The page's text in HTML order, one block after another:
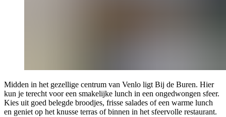
Midden in het gezellige centrum van Venlo ligt Bij de Buren. Hier
kun je terecht voor een smakelijke lunch in een ongedwongen sfeer.
Kies uit goed belegde broodjes, frisse salades of een warme lunch
en geniet op het knusse terras of binnen in het sfeervolle restaurant.